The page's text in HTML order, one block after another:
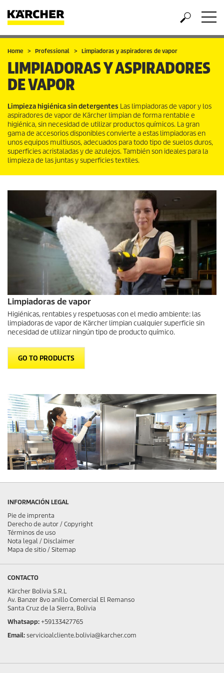
Home Professional Limpiadoras y aspiradores de vapor
LIMPIADORAS Y ASPIRADORES
DE VAPOR
Limpieza higiénica sin detergentes Las limpiadoras de vapor y los
aspiradores de vapor de Kärcher limpian de forma rentable e
higiénica, sin necesidad de utilizar productos químicos. La gran
gama de accesorios disponibles convierte a estas limpiadoras en
unos equipos multiusos, adecuados para todo tipo de suelos duros,
superficies acristaladas y de azulejos. También son ideales para la
limpieza de las juntas y superficies textiles.
Limpiadoras de vapor
Higiénicas, rentables y respetuosas con el medio ambiente: las
limpiadoras de vapor de Kärcher limpian cualquier superficie sin
necesidad de utilizar ningún tipo de producto químico.
GO TO PRODUCTS
INFORMACIÓN LEGAL
Pie de imprenta
Derecho de autor / Copyright
Términos de uso
Nota legal / Disclaimer
Mapa de sitio / Sitemap
CONTACTO
Kärcher Bolivia S.R.L
Av. Banzer 8vo anillo Comercial El Remanso
Santa Cruz de la Sierra, Bolivia
Whatsapp: +59133427765
Email: servicioalcliente.bolivia@karcher.com